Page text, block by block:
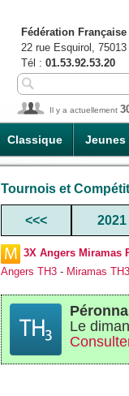
Classique Jeunes
Fédération
22 rue Esquirol,
Tél : 01.53.92.53.20
Il y a actuellement
Tournois et
<<< 2021
3X Angers Miramas
Angers TH3 - Miramas TH3
Le